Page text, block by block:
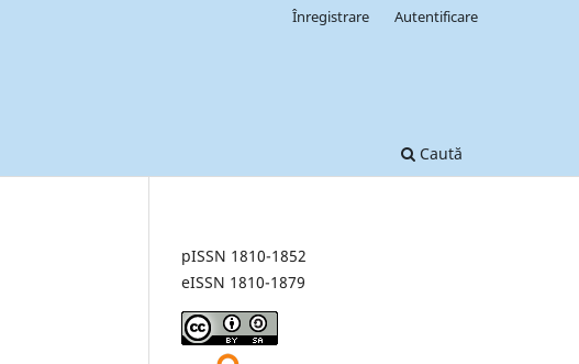
Caută
Înregistrare Autentificare
pISSN 1810-1852
eISSN 1810-1879